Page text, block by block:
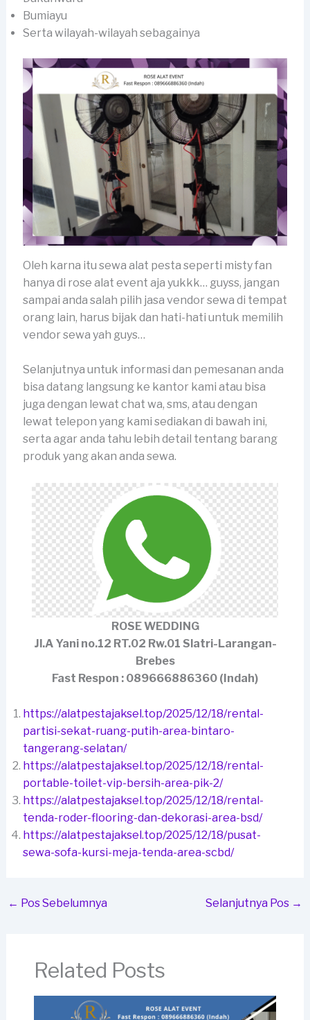
Bumiayu
Serta wilayah-wilayah sebagainya
Oleh karna itu sewa alat pesta seperti misty fan
hanya di rose alat event aja yukkk… guyss, jangan
sampai anda salah pilih jasa vendor sewa di tempat
orang lain, harus bijak dan hati-hati untuk memilih
vendor sewa yah guys…
Selanjutnya untuk informasi dan pemesanan anda
bisa datang langsung ke kantor kami atau bisa
juga dengan lewat chat wa, sms, atau dengan
lewat telepon yang kami sediakan di bawah ini,
serta agar anda tahu lebih detail tentang barang
produk yang akan anda sewa.
ROSE WEDDING
Jl.A Yani no.12 RT.02 Rw.01 Slatri-Larangan-
Brebes
Fast Respon : 089666886360 (Indah)
https://alatpestajaksel.top/2025/12/18/rental-
partisi-sekat-ruang-putih-area-bintaro-
tangerang-selatan/
https://alatpestajaksel.top/2025/12/18/rental-
portable-toilet-vip-bersih-area-pik-2/
https://alatpestajaksel.top/2025/12/18/rental-
tenda-roder-flooring-dan-dekorasi-area-bsd/
https://alatpestajaksel.top/2025/12/18/pusat-
sewa-sofa-kursi-meja-tenda-area-scbd/
← Pos Sebelumnya Selanjutnya Pos →
Related Posts